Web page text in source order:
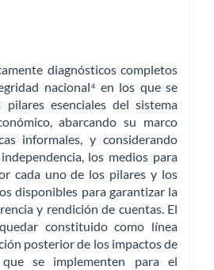
diagnósticos completos
nacional⁴ en los que se
esenciales del sistema
abarcando su marco
informales, y considerando
los medios para
cada uno de los pilares y los
disponibles para garantizar la
y rendición de cuentas. El
constituido como línea
posterior de los impactos de
se implementen para el